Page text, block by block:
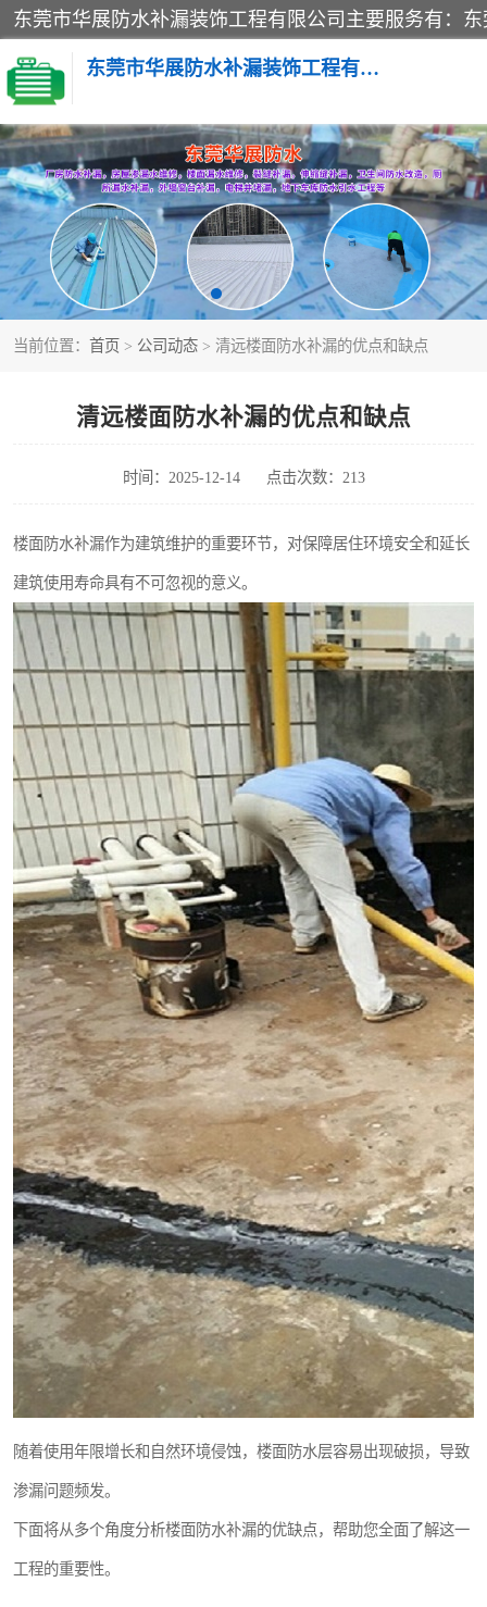
东莞市华展防水补漏装饰工程有限公司
当前位置： 首页 > 公司动态 > 清远楼面防水补漏的优点和缺点
清远楼面防水补漏的优点和缺点
时间：2025-12-14 点击次数：213
楼面防水补漏作为建筑维护的重要环节，对保障居住环境安全和延长
建筑使用寿命具有不可忽视的意义。
随着使用年限增长和自然环境侵蚀，楼面防水层容易出现破损，导致
渗漏问题频发。
下面将从多个角度分析楼面防水补漏的优缺点，帮助您全面了解这一
工程的重要性。
楼面防水补漏
阳台卫生间防水补漏
金属房搭建及补漏